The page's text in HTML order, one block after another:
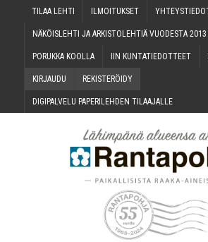
TILAA LEH­TI ILMOI­TUK­SET
NÄKÖIS­LEH­TI JA ARKIS­TO­LEH­TIÄ VUO­DES­TA
PORUK­KA KOOLLA IIN KUN­TA­TIE­DOT­TEET
KIR­JAU­DU REKIS­TE­RÖI­DY
DIGI­PAL­VE­LU PAPE­RI­LEH­DEN TILAAJALLE